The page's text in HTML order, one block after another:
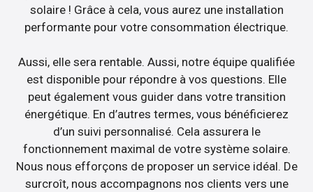
solaire ! Grâce à cela, vous aurez une installation
performante pour votre consommation électrique.
Aussi, elle sera rentable. Aussi, notre équipe qualifiée
est disponible pour répondre à vos questions. Elle
peut également vous guider dans votre transition
énergétique. En d’autres termes, vous bénéficierez
d’un suivi personnalisé. Cela assurera le
fonctionnement maximal de votre système solaire.
Nous nous efforçons de proposer un service idéal. De
surcroît, nous accompagnons nos clients vers une